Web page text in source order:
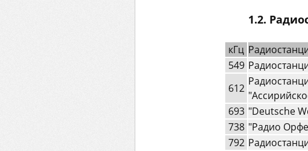
1.2.
кГц
549
612
693 "Deutsche
738 "Радио
792